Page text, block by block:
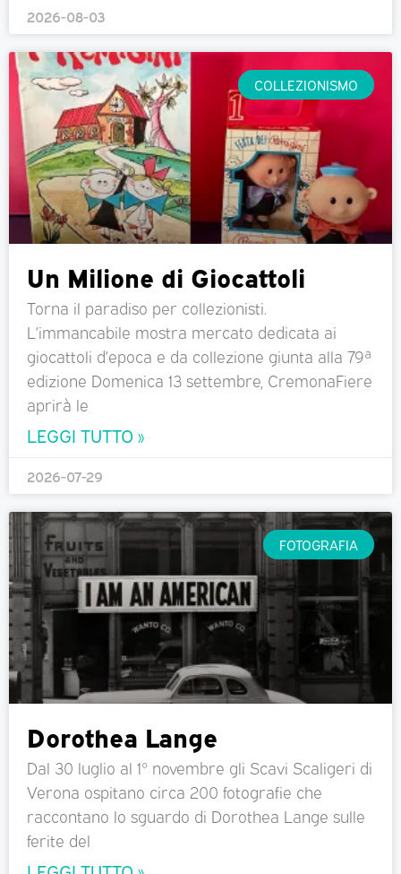
2026-08-03
COLLEZIONISMO
Un Milione di Giocattoli
Torna il paradiso per collezionisti.
L’immancabile mostra mercato dedicata ai
giocattoli d’epoca e da collezione giunta alla 79ª
edizione Domenica 13 settembre, CremonaFiere
aprirà le
LEGGI TUTTO »
2026-07-29
FOTOGRAFIA
Dorothea Lange
Dal 30 luglio al 1° novembre gli Scavi Scaligeri di
Verona ospitano circa 200 fotografie che
raccontano lo sguardo di Dorothea Lange sulle
ferite del